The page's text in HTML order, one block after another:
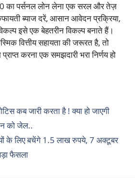
का पर्सनल लोन लेना एक सरल और तेज़
ब्याज दरें, आसान आवेदन प्रक्रिया,
इसे एक बेहतरीन विकल्प बनाते हैं।
वित्तीय सहायता की जरूरत है, तो
करना एक समझदारी भरा निर्णय हो
कब जारी करता है ! क्या हो जाएगी
को जेल..
के लिए बचेंगे 1.5 लाख रुपये, 7 अक्टूबर
फैसला